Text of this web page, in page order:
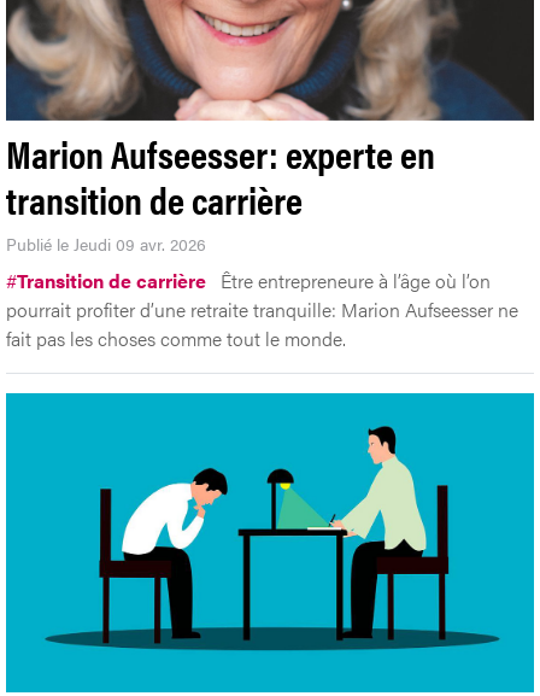
Marion Aufseesser: experte en
transition de carrière
Publié le Jeudi 09 avr. 2026
#Transition de carrière Être entrepreneure à l’âge où l’on
pourrait profiter d’une retraite tranquille: Marion Aufseesser ne
fait pas les choses comme tout le monde.